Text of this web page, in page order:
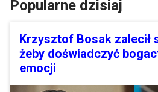
Popularne dzisiaj
Krzysztof Bosak zalecił
żeby doświadczyć
emocji